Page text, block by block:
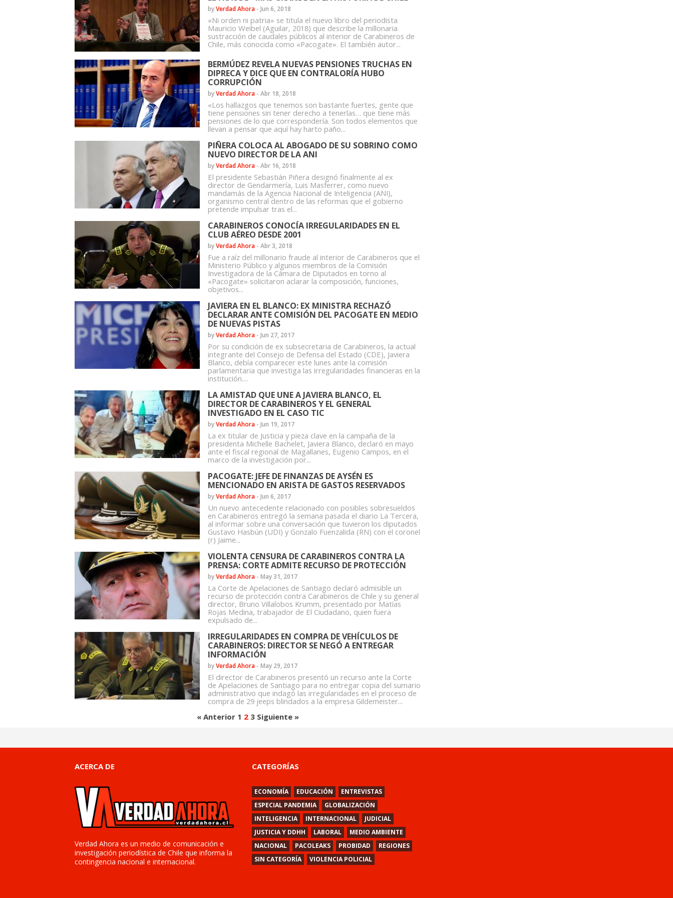
byVerdad Ahora - Jun 6, 2018
«Ni orden ni patria» se titula el nuevo libro del periodista
Mauricio Weibel (Aguilar, 2018) que describe la millonaria
sustracción de caudales públicos al interior de Carabineros de
Chile, más conocida como «Pacogate». El también autor...
BERMÚDEZ REVELA NUEVAS PENSIONES TRUCHAS EN
DIPRECA Y DICE QUE EN CONTRALORÍA HUBO
CORRUPCIÓN
byVerdad Ahora - Abr 18, 2018
«Los hallazgos que tenemos son bastante fuertes, gente que
tiene pensiones sin tener derecho a tenerlas… que tiene más
pensiones de lo que correspondería. Son todos elementos que
llevan a pensar que aquí hay harto paño...
PIÑERA COLOCA AL ABOGADO DE SU SOBRINO COMO
NUEVO DIRECTOR DE LA ANI
byVerdad Ahora - Abr 16, 2018
El presidente Sebastián Piñera designó finalmente al ex
director de Gendarmería, Luis Masferrer, como nuevo
mandamás de la Agencia Nacional de Inteligencia (ANI),
organismo central dentro de las reformas que el gobierno
pretende impulsar tras el...
CARABINEROS CONOCÍA IRREGULARIDADES EN EL
CLUB AÉREO DESDE 2001
byVerdad Ahora - Abr 3, 2018
Fue a raíz del millonario fraude al interior de Carabineros que el
Ministerio Público y algunos miembros de la Comisión
Investigadora de la Cámara de Diputados en torno al
«Pacogate» solicitaron aclarar la composición, funciones,
objetivos...
JAVIERA EN EL BLANCO: EX MINISTRA RECHAZÓ
DECLARAR ANTE COMISIÓN DEL PACOGATE EN MEDIO
DE NUEVAS PISTAS
byVerdad Ahora - Jun 27, 2017
Por su condición de ex subsecretaria de Carabineros, la actual
integrante del Consejo de Defensa del Estado (CDE), Javiera
Blanco, debía comparecer este lunes ante la comisión
parlamentaria que investiga las irregularidades financieras en la
institución....
LA AMISTAD QUE UNE A JAVIERA BLANCO, EL
DIRECTOR DE CARABINEROS Y EL GENERAL
INVESTIGADO EN EL CASO TIC
byVerdad Ahora - Jun 19, 2017
La ex titular de Justicia y pieza clave en la campaña de la
presidenta Michelle Bachelet, Javiera Blanco, declaró en mayo
ante el fiscal regional de Magallanes, Eugenio Campos, en el
marco de la investigación por...
PACOGATE: JEFE DE FINANZAS DE AYSÉN ES
MENCIONADO EN ARISTA DE GASTOS RESERVADOS
byVerdad Ahora - Jun 6, 2017
Un nuevo antecedente relacionado con posibles sobresueldos
en Carabineros entregó la semana pasada el diario La Tercera,
al informar sobre una conversación que tuvieron los diputados
Gustavo Hasbún (UDI) y Gonzalo Fuenzalida (RN) con el coronel
(r) Jaime...
VIOLENTA CENSURA DE CARABINEROS CONTRA LA
PRENSA: CORTE ADMITE RECURSO DE PROTECCIÓN
byVerdad Ahora - May 31, 2017
La Corte de Apelaciones de Santiago declaró admisible un
recurso de protección contra Carabineros de Chile y su general
director, Bruno Villalobos Krumm, presentado por Matías
Rojas Medina, trabajador de El Ciudadano, quien fuera
expulsado de...
IRREGULARIDADES EN COMPRA DE VEHÍCULOS DE
CARABINEROS: DIRECTOR SE NEGÓ A ENTREGAR
INFORMACIÓN
byVerdad Ahora - May 29, 2017
El director de Carabineros presentó un recurso ante la Corte
de Apelaciones de Santiago para no entregar copia del sumario
administrativo que indagó las irregularidades en el proceso de
compra de 29 jeeps blindados a la empresa Gildemeister...
« Anterior 1 2 3 Siguiente »
ACERCA DE
Verdad Ahora es un medio de comunicación e
investigación periodística de Chile que informa la
contingencia nacional e internacional.
CATEGORÍAS
ECONOMÍA EDUCACIÓN
ENTREVISTAS
ESPECIAL PANDEMIA
GLOBALIZACIÓN
INTELIGENCIA
INTERNACIONAL
JUDICIAL
JUSTICIA Y DDHH
LABORAL
MEDIO AMBIENTE
NACIONAL
PACOLEAKS PROBIDAD
REGIONES
SIN CATEGORÍA
VIOLENCIA POLICIAL